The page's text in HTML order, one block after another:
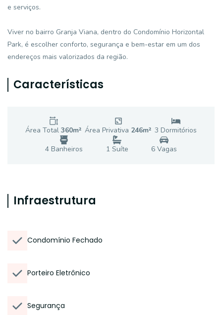
e serviços.
Viver no bairro Granja Viana, dentro do Condomínio Horizontal
Park, é escolher conforto, segurança e bem-estar em um dos
endereços mais valorizados da região.
Características
Área Total 360m² Área Privativa 246m² 3 Dormitórios
4 Banheiros 1 Suíte 6Vagas
Infraestrutura
Condomínio Fechado
Porteiro Eletrônico
Segurança